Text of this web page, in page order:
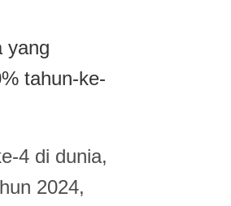
yang
tahun-ke-
4 di dunia,
2024,